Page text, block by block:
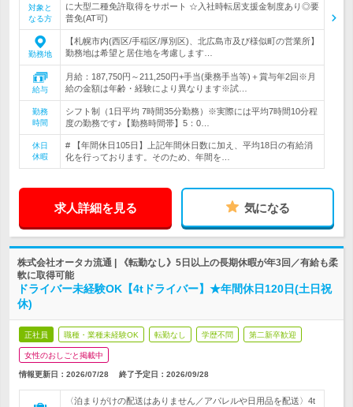
対象と
なる方
に大型二種免許取得をサポート ☆入社時転居支援金制度あり◎要
普免(AT可)
勤務地
【札幌市内(西区/手稲区/厚別区)、北広島市及び様似町の営業所】
勤務地は希望と居住地を考慮します…
給与
月給：187,750円～211,250円+手当(乗務手当等)＋賞与年2回※月
給の金額は年齢・経験により異なります※試…
勤務
時間
シフト制（1日平均 7時間35分勤務）※実際には平均7時間10分程
度の勤務です♪【勤務時間帯】5：0…
休日
休暇
# 【年間休日105日】上記年間休日数に加え、平均18日の有給消
化を行っております。そのため、年間を…
求人詳細を見る 気になる
株式会社オータカ流通 | 《転勤なし》5日以上の長期休暇が年3回／有給も柔
軟に取得可能
ドライバー未経験OK【4tドライバー】★年間休日120日(土日祝
休)
正社員 職種・業種未経験OK 転勤なし 学歴不問 第二新卒歓迎
女性のおしごと掲載中
情報更新日：2026/07/28 終了予定日： 2026/09/28
〈泊まりがけの配送はありません／アパレルや日用品を配送〉4t